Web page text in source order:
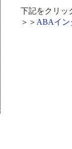
下記をクリッ
＞＞ ABAイ